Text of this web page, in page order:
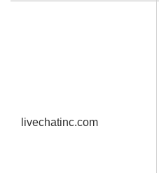
livechatinc.com